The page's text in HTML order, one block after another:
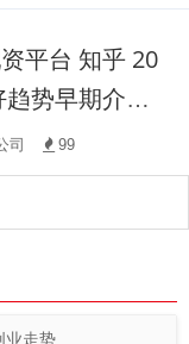
势早期介入
用炒股杠杆
司 99
业走势